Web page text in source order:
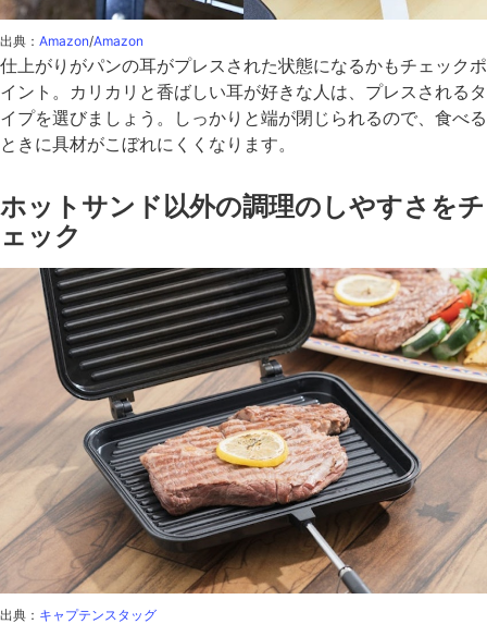
出典： Amazon/Amazon
仕上がりがパンの耳がプレスされた状態になるかもチェックポ
イント。カリカリと香ばしい耳が好きな人は、プレスされるタ
イプを選びましょう。しっかりと端が閉じられるので、食べる
ときに具材がこぼれにくくなります。
ホットサンド以外の調理のしやすさをチ
ェック
出典： キャプテンスタッグ